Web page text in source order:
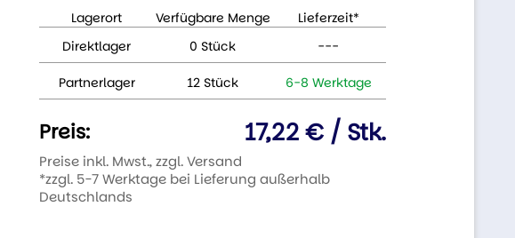
Lagerort Verfügbare Menge
Lieferzeit*
Direktlager
0 Stück ---
Partnerlager 12 Stück 6-8 Werktage
Preis: 17,22 € / Stk.
Preise inkl. Mwst., zzgl. Versand
*zzgl. 5-7 Werktage bei Lieferung außerhalb
Deutschlands